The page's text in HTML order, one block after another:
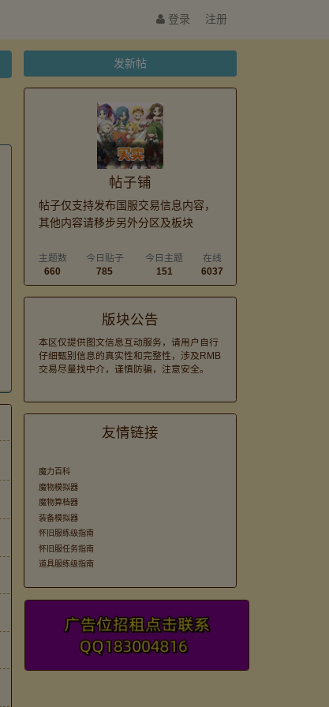
登录 注册
发新帖
帖子铺
帖子仅支持发布国服交易信息内容，
其他内容请移步另外分区及板块
主题数
660
今日贴子
785
今日主题
151
在线
6037
版块公告
本区仅提供图文信息互动服务，请用户自行
仔细甄别信息的真实性和完整性，涉及RMB
交易尽量找中介，谨慎防骗，注意安全。
友情链接
魔力百科
魔物模拟器
魔物算档器
装备模拟器
怀旧服练级指南
怀旧服任务指南
道具服练级指南